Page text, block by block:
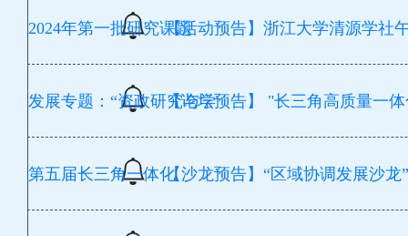
2024年第一批研究课题【活动预告】浙江大学清源学社
发展专题：“资政研究与学【论坛预告】 "长三角高质量一
第五届长三角一体化【沙龙预告】“区域协调发展沙